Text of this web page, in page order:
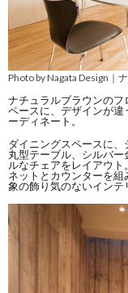
Photo by Nagata Design｜
ナチュラルブラウンの
ペースに、デザインが
ーディネート。
ダイニングスペースに
丸型テーブル、シルバ
ルなチェアをレイアウ
ネットとカウンターを
象の飾り気のないインテ